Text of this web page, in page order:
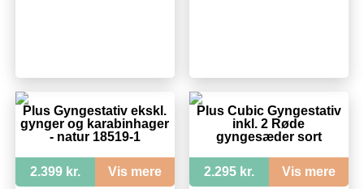
Plus Gyngestativ ekskl.
gynger og karabinhager
- natur 18519-1
2.399 kr. Vis mere
Plus Cubic Gyngestativ
inkl. 2 Røde
gyngesæder sort
2.295 kr. Vis mere